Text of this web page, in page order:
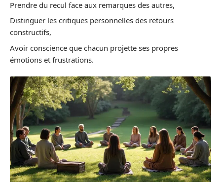
Prendre du recul face aux remarques des autres,
Distinguer les critiques personnelles des retours
constructifs,
Avoir conscience que chacun projette ses propres
émotions et frustrations.